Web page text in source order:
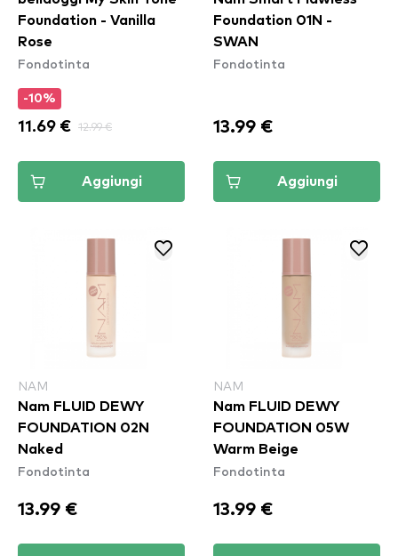
Foundation - Vanilla
Rose
Fondotinta
-10%
11.69 € 12.99 €
Aggiungi
Foundation 01N -
SWAN
Fondotinta
13.99 €
Aggiungi
NAM
Nam FLUID DEWY
FOUNDATION 02N
Naked
Fondotinta
13.99 €
NAM
Nam FLUID DEWY
FOUNDATION 05W
Warm Beige
Fondotinta
13.99 €